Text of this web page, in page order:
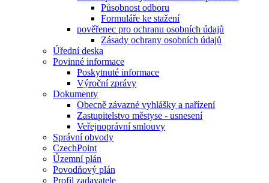
Působnost odboru
Formuláře ke stažení
pověřenec pro ochranu osobních údajů
Zásady ochrany osobních údajů
Úřední deska
Povinné informace
Poskytnuté informace
Výroční zprávy
Dokumenty
Obecně závazné vyhlášky a nařízení
Zastupitelstvo městyse - usnesení
Veřejnoprávní smlouvy
Správní obvody
CzechPoint
Územní plán
Povodňový plán
Profil zadavatele